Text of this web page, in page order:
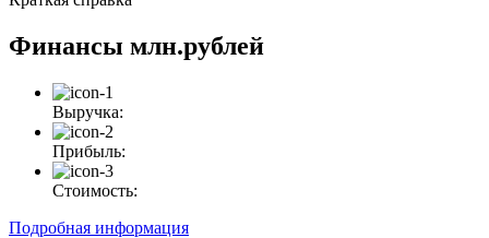
Финансы млн.рублей
Выручка:
Прибыль:
Стоимость:
Подробная информация